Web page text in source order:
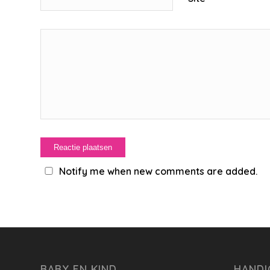
Notify me when new comments are added.